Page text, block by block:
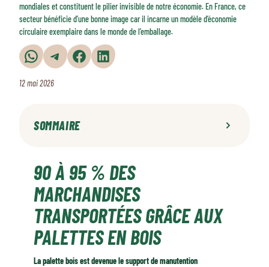
mondiales et constituent le pilier invisible de notre économie. En France, ce
secteur bénéficie d’une bonne image car il incarne un modèle d’économie
circulaire exemplaire dans le monde de l’emballage.
Partager sur WhatsApp Partager sur Telegram Partager sur Facebook Partager sur LinkedIn
12 mai 2026
SOMMAIRE
Un secteur français leader en Europe
Emballage bois et économie circulaire : un modèle vertueux
90 À 95 % DES
MARCHANDISES
TRANSPORTÉES GRÂCE AUX
PALETTES EN BOIS
La palette bois est devenue le support de manutention